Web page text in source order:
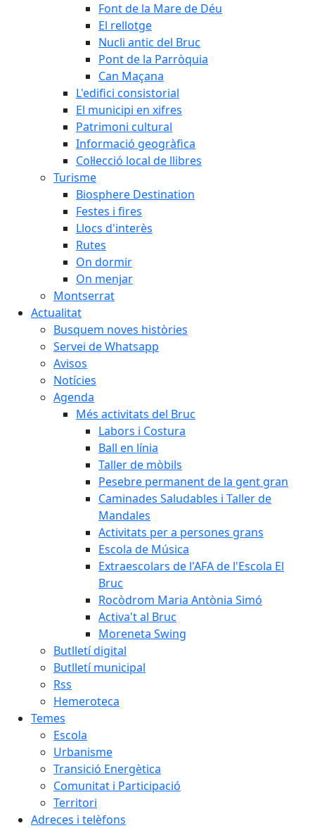
Font de la Mare de Déu
El rellotge
Nucli antic del Bruc
Pont de la Parròquia
Can Maçana
L'edifici consistorial
El municipi en xifres
Patrimoni cultural
Informació geogràfica
Col·lecció local de llibres
Turisme
Biosphere Destination
Festes i fires
Llocs d'interès
Rutes
On dormir
On menjar
Montserrat
Actualitat
Busquem noves històries
Servei de Whatsapp
Avisos
Notícies
Agenda
Més activitats del Bruc
Labors i Costura
Ball en línia
Taller de mòbils
Pesebre permanent de la gent gran
Caminades Saludables i Taller de
Mandales
Activitats per a persones grans
Escola de Música
Extraescolars de l'AFA de l'Escola El
Bruc
Rocòdrom Maria Antònia Simó
Activa't al Bruc
Moreneta Swing
Butlletí digital
Butlletí municipal
Rss
Hemeroteca
Temes
Escola
Urbanisme
Transició Energètica
Comunitat i Participació
Territori
Adreces i telèfons